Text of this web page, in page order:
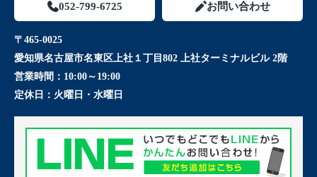
052-799-6725 お問い合わせ
〒465-0025
愛知県名古屋市名東区上社１丁目802 上社ターミナルビル 2階
営業時間： 10:00～19:00
定休日： 火曜日・水曜日